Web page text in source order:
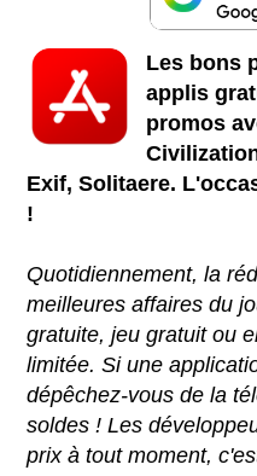
Les bons
applis
promos
Exif, Solitaere.
!
Quotidiennement, la
meilleures affaires du
gratuite, jeu gratuit ou
limitée. Si une
dépêchez-vous de la
soldes ! Les
prix à tout moment,